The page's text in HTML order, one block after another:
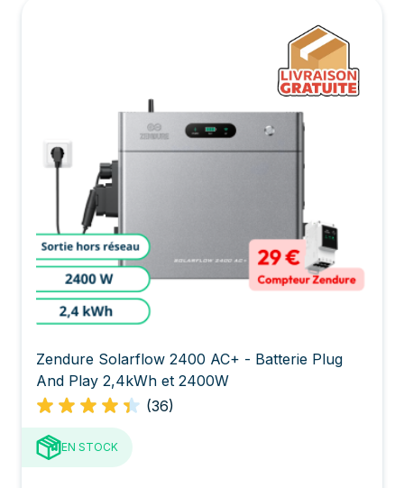
Zendure Solarflow 2400 AC+ - Batterie Plug
And Play 2,4kWh et 2400W
(36)
EN STOCK